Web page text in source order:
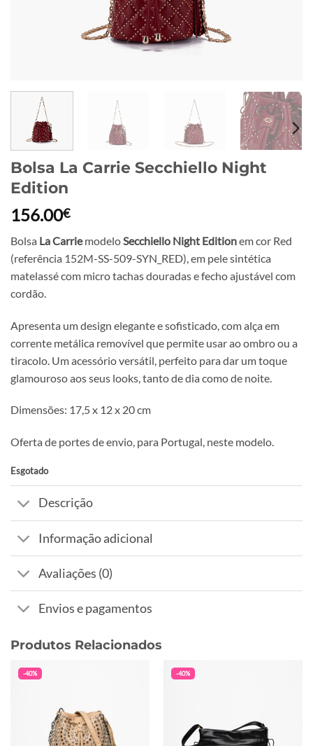
Bolsa La Carrie Secchiello Night
Edition
156.00€
Bolsa La CarriemodeloSecchiello Night Editionem cor Red
(referência 152M-SS-509-SYN_RED), em pele sintética
matelassé com micro tachas douradas e fecho ajustável com
cordão.
Apresenta um design elegante e sofisticado, com alça em
corrente metálica removível que permite usar ao ombro ou a
tiracolo. Um acessório versátil, perfeito para dar um toque
glamouroso aos seus looks, tanto de dia como de noite.
Dimensões: 17,5 x 12 x 20 cm
Oferta de portes de envio, para Portugal, neste modelo.
Esgotado
Descrição
Informação adicional
Avaliações (0)
Envios e pagamentos
Produtos Relacionados
-40% -40%